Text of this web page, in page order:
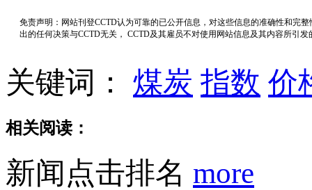
免责声明：网站刊登CCTD认为可靠的已公开信息，对这些信息的准确性和完
出的任何决策与CCTD无关， CCTD及其雇员不对使用网站信息及其内容所引
关键词： 煤炭 指数 价
相关阅读：
新闻点击排名 more